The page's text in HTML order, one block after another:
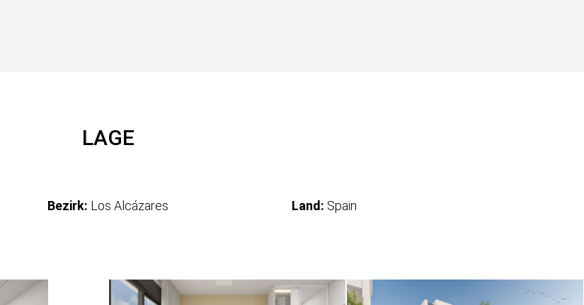
LAGE
Bezirk: Los Alcázares Land: Spain